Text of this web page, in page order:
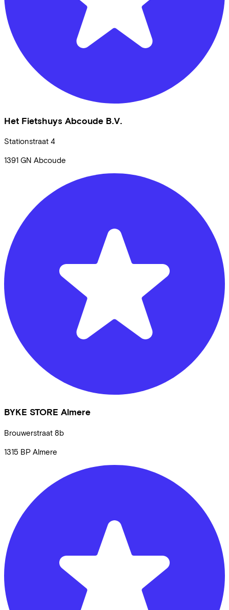
Het Fietshuys Abcoude B.V.
Stationstraat 4
1391 GN Abcoude
BYKE STORE Almere
Brouwerstraat 8b
1315 BP Almere